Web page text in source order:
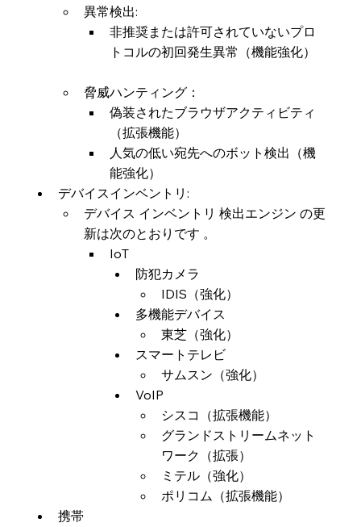
異常検出:
非推奨または許可されていないプロ
トコルの初回発生異常（機能強化）
脅威ハンティング：
偽装されたブラウザアクティビティ
（拡張機能）
人気の低い宛先へのボット検出（機
能強化）
デバイスインベントリ:
デバイス インベントリ 検出エンジン の更
新は次のとおりです 。
IoT
防犯カメラ
IDIS（強化）
多機能デバイス
東芝（強化）
スマートテレビ
サムスン（強化）
VoIP
シスコ（拡張機能）
グランドストリームネット
ワーク（拡張）
ミテル（強化）
ポリコム（拡張機能）
携帯